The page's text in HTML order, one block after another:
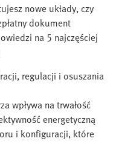
nowe układy, czy
dokument
na 5 najczęściej
regulacji i osuszania
wpływa na trwałość
energetyczną
i konfiguracji, które